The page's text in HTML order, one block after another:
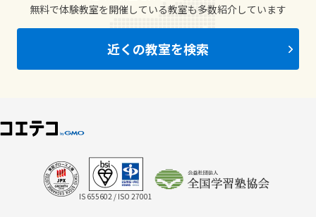
無料で体験教室を開催している教室も多数紹介しています
近くの教室を検索
IS 655602 / ISO 27001